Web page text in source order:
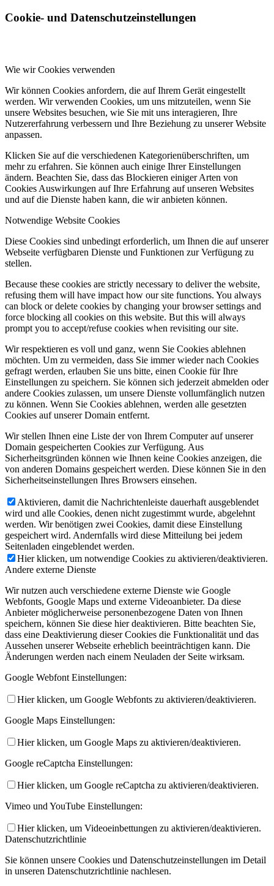
Cookie- und Datenschutzeinstellungen
Wie wir Cookies verwenden
Wir können Cookies anfordern, die auf Ihrem Gerät eingestellt
werden. Wir verwenden Cookies, um uns mitzuteilen, wenn Sie
unsere Websites besuchen, wie Sie mit uns interagieren, Ihre
Nutzererfahrung verbessern und Ihre Beziehung zu unserer Website
anpassen.
Klicken Sie auf die verschiedenen Kategorienüberschriften, um
mehr zu erfahren. Sie können auch einige Ihrer Einstellungen
ändern. Beachten Sie, dass das Blockieren einiger Arten von
Cookies Auswirkungen auf Ihre Erfahrung auf unseren Websites
und auf die Dienste haben kann, die wir anbieten können.
Notwendige Website Cookies
Diese Cookies sind unbedingt erforderlich, um Ihnen die auf unserer
Webseite verfügbaren Dienste und Funktionen zur Verfügung zu
stellen.
Because these cookies are strictly necessary to deliver the website,
refusing them will have impact how our site functions. You always
can block or delete cookies by changing your browser settings and
force blocking all cookies on this website. But this will always
prompt you to accept/refuse cookies when revisiting our site.
Wir respektieren es voll und ganz, wenn Sie Cookies ablehnen
möchten. Um zu vermeiden, dass Sie immer wieder nach Cookies
gefragt werden, erlauben Sie uns bitte, einen Cookie für Ihre
Einstellungen zu speichern. Sie können sich jederzeit abmelden oder
andere Cookies zulassen, um unsere Dienste vollumfänglich nutzen
zu können. Wenn Sie Cookies ablehnen, werden alle gesetzten
Cookies auf unserer Domain entfernt.
Wir stellen Ihnen eine Liste der von Ihrem Computer auf unserer
Domain gespeicherten Cookies zur Verfügung. Aus
Sicherheitsgründen können wie Ihnen keine Cookies anzeigen, die
von anderen Domains gespeichert werden. Diese können Sie in den
Sicherheitseinstellungen Ihres Browsers einsehen.
Aktivieren, damit die Nachrichtenleiste dauerhaft ausgeblendet
wird und alle Cookies, denen nicht zugestimmt wurde, abgelehnt
werden. Wir benötigen zwei Cookies, damit diese Einstellung
gespeichert wird. Andernfalls wird diese Mitteilung bei jedem
Seitenladen eingeblendet werden.
Hier klicken, um notwendige Cookies zu aktivieren/deaktivieren.
Andere externe Dienste
Wir nutzen auch verschiedene externe Dienste wie Google
Webfonts, Google Maps und externe Videoanbieter. Da diese
Anbieter möglicherweise personenbezogene Daten von Ihnen
speichern, können Sie diese hier deaktivieren. Bitte beachten Sie,
dass eine Deaktivierung dieser Cookies die Funktionalität und das
Aussehen unserer Webseite erheblich beeinträchtigen kann. Die
Änderungen werden nach einem Neuladen der Seite wirksam.
Google Webfont Einstellungen:
Hier klicken, um Google Webfonts zu aktivieren/deaktivieren.
Google Maps Einstellungen:
Hier klicken, um Google Maps zu aktivieren/deaktivieren.
Google reCaptcha Einstellungen:
Hier klicken, um Google reCaptcha zu aktivieren/deaktivieren.
Vimeo und YouTube Einstellungen:
Hier klicken, um Videoeinbettungen zu aktivieren/deaktivieren.
Datenschutzrichtlinie
Sie können unsere Cookies und Datenschutzeinstellungen im Detail
in unseren Datenschutzrichtlinie nachlesen.